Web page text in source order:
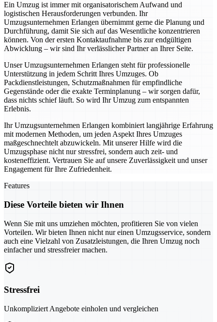
Ein Umzug ist immer mit organisatorischem Aufwand und
logistischen Herausforderungen verbunden. Ihr
Umzugsunternehmen Erlangen übernimmt gerne die Planung und
Durchführung, damit Sie sich auf das Wesentliche konzentrieren
können. Von der ersten Kontaktaufnahme bis zur endgültigen
Abwicklung – wir sind Ihr verlässlicher Partner an Ihrer Seite.
Unser Umzugsunternehmen Erlangen steht für professionelle
Unterstützung in jedem Schritt Ihres Umzuges. Ob
Packdienstleistungen, Schutzmaßnahmen für empfindliche
Gegenstände oder die exakte Terminplanung – wir sorgen dafür,
dass nichts schief läuft. So wird Ihr Umzug zum entspannten
Erlebnis.
Ihr Umzugsunternehmen Erlangen kombiniert langjährige Erfahrung
mit modernen Methoden, um jeden Aspekt Ihres Umzuges
maßgeschnechtelt abzuwickeln. Mit unserer Hilfe wird die
Umzugsphase nicht nur stressfrei, sondern auch zeit- und
kosteneffizient. Vertrauen Sie auf unsere Zuverlässigkeit und unser
Engagement für Ihre Zufriedenheit.
Features
Diese Vorteile bieten wir Ihnen
Wenn Sie mit uns umziehen möchten, profitieren Sie von vielen
Vorteilen. Wir bieten Ihnen nicht nur einen Umzugsservice, sondern
auch eine Vielzahl von Zusatzleistungen, die Ihren Umzug noch
einfacher und stressfreier machen.
Stressfrei
Unkompliziert Angebote einholen und vergleichen